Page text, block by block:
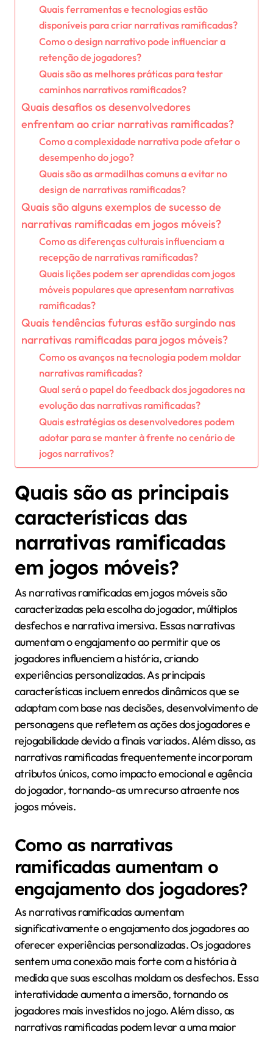
Quais ferramentas e tecnologias estão
disponíveis para criar narrativas ramificadas?
Como o design narrativo pode influenciar a
retenção de jogadores?
Quais são as melhores práticas para testar
caminhos narrativos ramificados?
Quais desafios os desenvolvedores
enfrentam ao criar narrativas ramificadas?
Como a complexidade narrativa pode afetar o
desempenho do jogo?
Quais são as armadilhas comuns a evitar no
design de narrativas ramificadas?
Quais são alguns exemplos de sucesso de
narrativas ramificadas em jogos móveis?
Como as diferenças culturais influenciam a
recepção de narrativas ramificadas?
Quais lições podem ser aprendidas com jogos
móveis populares que apresentam narrativas
ramificadas?
Quais tendências futuras estão surgindo nas
narrativas ramificadas para jogos móveis?
Como os avanços na tecnologia podem moldar
narrativas ramificadas?
Qual será o papel do feedback dos jogadores na
evolução das narrativas ramificadas?
Quais estratégias os desenvolvedores podem
adotar para se manter à frente no cenário de
jogos narrativos?
Quais são as principais
características das
narrativas ramificadas
em jogos móveis?
As narrativas ramificadas em jogos móveis são
caracterizadas pela escolha do jogador, múltiplos
desfechos e narrativa imersiva. Essas narrativas
aumentam o engajamento ao permitir que os
jogadores influenciem a história, criando
experiências personalizadas. As principais
características incluem enredos dinâmicos que se
adaptam com base nas decisões, desenvolvimento de
personagens que refletem as ações dos jogadores e
rejogabilidade devido a finais variados. Além disso, as
narrativas ramificadas frequentemente incorporam
atributos únicos, como impacto emocional e agência
do jogador, tornando-as um recurso atraente nos
jogos móveis.
Como as narrativas
ramificadas aumentam o
engajamento dos jogadores?
As narrativas ramificadas aumentam
significativamente o engajamento dos jogadores ao
oferecer experiências personalizadas. Os jogadores
sentem uma conexão mais forte com a história à
medida que suas escolhas moldam os desfechos. Essa
interatividade aumenta a imersão, tornando os
jogadores mais investidos no jogo. Além disso, as
narrativas ramificadas podem levar a uma maior